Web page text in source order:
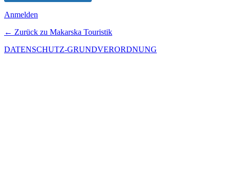
Anmelden
← Zurück zu Makarska Touristik
DATENSCHUTZ-GRUNDVERORDNUNG